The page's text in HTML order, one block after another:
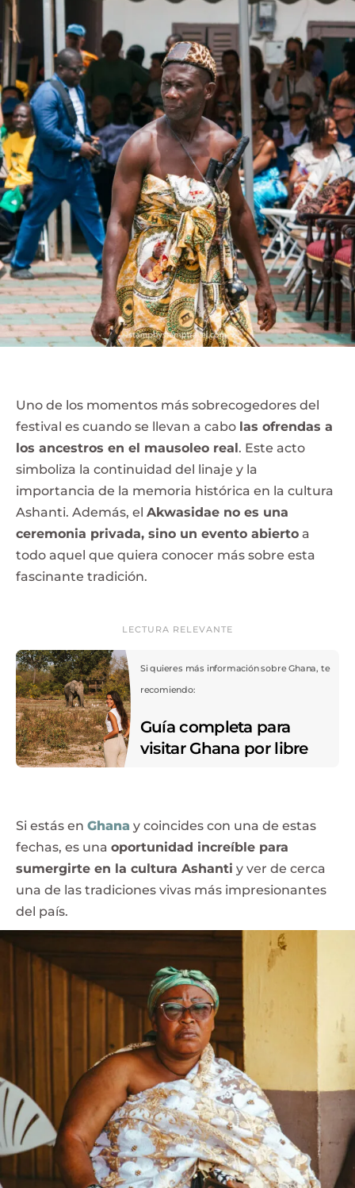
Uno de los momentos más sobrecogedores del
festival es cuando se llevan a cabo las ofrendas a
los ancestros en el mausoleo real. Este acto
simboliza la continuidad del linaje y la
importancia de la memoria histórica en la cultura
Ashanti. Además, el Akwasidae no es una
ceremonia privada, sino un evento abierto a
todo aquel que quiera conocer más sobre esta
fascinante tradición.
LECTURA RELEVANTE
Si quieres más información sobre Ghana, te
recomiendo:
Guía completa para
visitar Ghana por libre
Si estás en Ghana y coincides con una de estas
fechas, es una oportunidad increíble para
sumergirte en la cultura Ashanti y ver de cerca
una de las tradiciones vivas más impresionantes
del país.